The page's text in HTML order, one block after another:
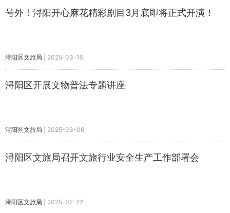
号外！浔阳开心麻花精彩剧目3月底即将正式开演！
浔阳区文旅局 2025-03-15
浔阳区开展文物普法专题讲座
浔阳区文旅局 2025-03-06
浔阳区文旅局召开文旅行业安全生产工作部署会
浔阳区文旅局 2025-02-22